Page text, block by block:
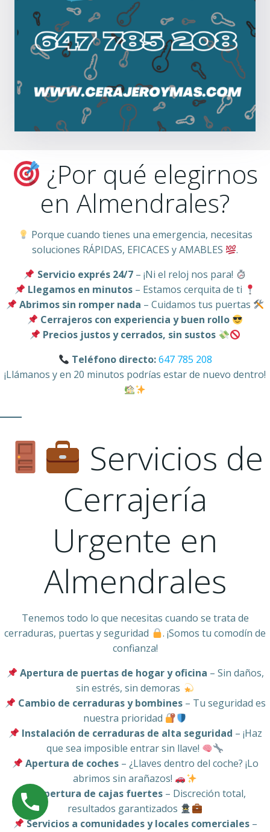
¿Por qué elegirnos
en Almendrales?
Porque cuando tienes una emergencia, necesitas
soluciones RÁPIDAS, EFICACES y AMABLES
.
Servicio exprés 24/7– ¡Ni el reloj nos para!
Llegamos en minutos – Estamos cerquita de ti
Abrimos sin romper nada – Cuidamos tus puertas
Cerrajeros con experiencia y buen rollo
Precios justos y cerrados, sin sustos
Teléfono directo:647 785 208
¡Llámanos y en 20 minutos podrías estar de nuevo dentro!
Servicios de
Cerrajería
Urgente en
Almendrales
Tenemos todo lo que necesitas cuando se trata de
cerraduras, puertas y seguridad
. ¡Somos tu comodín de
confianza!
Apertura de puertas de hogar y oficina – Sin daños,
sin estrés, sin demoras
Cambio de cerraduras y bombines– Tu seguridad es
nuestra prioridad
Instalación de cerraduras de alta seguridad – ¡Haz
que sea imposible entrar sin llave!
Apertura de coches– ¿Llaves dentro del coche? ¡Lo
abrimos sin arañazos!
Apertura de cajas fuertes – Discreción total,
resultados garantizados
Servicios a comunidades y locales comerciales–